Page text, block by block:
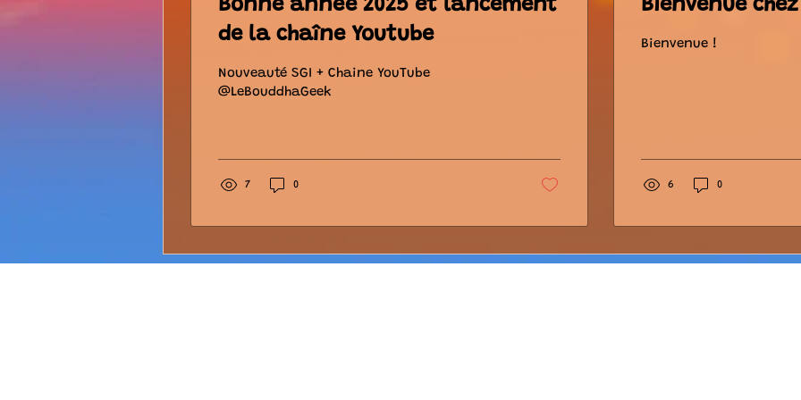
Bonne année 2025 et lancement
de la chaîne Youtube
Nouveauté SGI + Chaine YouTube
@LeBouddhaGeek
7 0
Bienvenue chez
Bienvenue !
6 0